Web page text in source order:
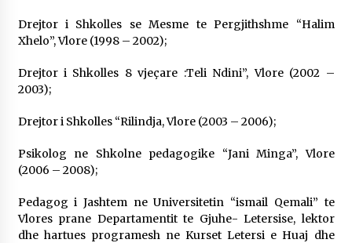
Drejtor i Shkolles se Mesme te Pergjithshme “Halim
Xhelo”, Vlore (1998 – 2002);
Drejtor i Shkolles 8 vjeçare :Teli Ndini”, Vlore (2002 –
2003);
Drejtor i Shkolles “Rilindja, Vlore (2003 – 2006);
Psikolog ne Shkolne pedagogike “Jani Minga”, Vlore
(2006 – 2008);
Pedagog i Jashtem ne Universitetin “ismail Qemali” te
Vlores prane Departamentit te Gjuhe- Letersise, lektor
dhe hartues programesh ne Kurset Letersi e Huaj dhe